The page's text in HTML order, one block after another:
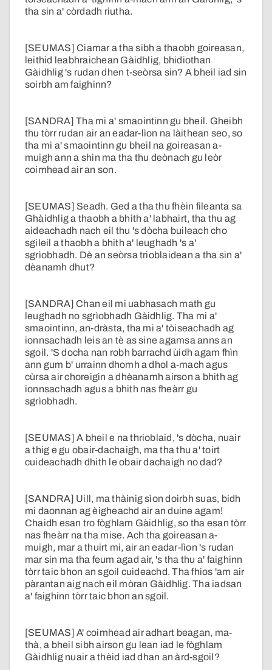
tha sin a' còrdadh riutha.
[SEUMAS] Ciamar a tha sibh a thaobh goireasan,
leithid leabhraichean Gàidhlig, bhidiothan
Gàidhlig 's rudan dhen t-seòrsa sin? A bheil iad sin
soirbh am faighinn?
[SANDRA] Tha mi a' smaointinn gu bheil. Gheibh
thu tòrr rudan air an eadar-lìon na làithean seo, so
tha mi a' smaointinn gu bheil na goireasan a-
muigh ann a shin ma tha thu deònach gu leòr
coimhead air an son.
[SEUMAS] Seadh. Ged a tha thu fhèin fileanta sa
Ghàidhlig a thaobh a bhith a' labhairt, tha thu ag
aideachadh nach eil thu 's dòcha buileach cho
sgileil a thaobh a bhith a' leughadh 's a'
sgrìobhadh. Dè an seòrsa trioblaidean a tha sin a'
dèanamh dhut?
[SANDRA] Chan eil mi uabhasach math gu
leughadh no sgrìobhadh Gàidhlig. Tha mi a'
smaointinn, an-dràsta, tha mi a' tòiseachadh ag
ionnsachadh leis an tè as sine agamsa anns an
sgoil. 'S docha nan robh barrachd ùidh agam fhìn
ann gum b' urrainn dhomh a dhol a-mach agus
cùrsa air choreigin a dhèanamh airson a bhith ag
ionnsachadh agus a bhith nas fheàrr gu
sgrìobhadh.
[SEUMAS] A bheil e na thrioblaid, 's dòcha, nuair
a thig e gu obair-dachaigh, ma tha thu a' toirt
cuideachadh dhith le obair dachaigh no dad?
[SANDRA] Uill, ma thàinig sìon doirbh suas, bidh
mi daonnan ag èigheachd air an duine agam!
Chaidh esan tro fòghlam Gàidhlig, so tha esan tòrr
nas fheàrr na tha mise. Ach tha goireasan a-
muigh, mar a thuirt mi, air an eadar-lìon 's rudan
mar sin ma tha feum agad air, 's tha thu a' faighinn
tòrr taic bhon an sgoil cuideachd. Tha fhios 'am air
pàrantan aig nach eil mòran Gàidhlig. Tha iadsan
a' faighinn tòrr taic bhon an sgoil.
[SEUMAS] A' coimhead air adhart beagan, ma-
thà, a bheil sibh airson gu lean iad le fòghlam
Gàidhlig nuair a thèid iad dhan an àrd-sgoil?